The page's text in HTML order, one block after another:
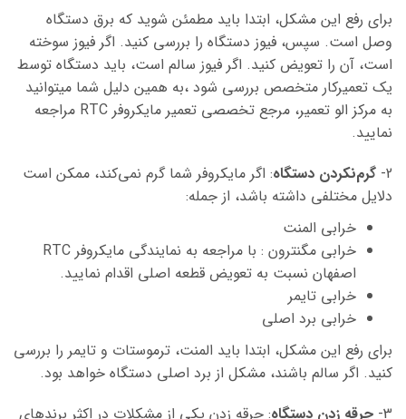
برای رفع این مشکل، ابتدا باید مطمئن شوید که برق دستگاه
وصل است. سپس، فیوز دستگاه را بررسی کنید. اگر فیوز سوخته
است، آن را تعویض کنید. اگر فیوز سالم است، باید دستگاه توسط
یک تعمیرکار متخصص بررسی شود ،به همین دلیل شما میتوانید
به مرکز الو تعمیر، مرجع تخصصی تعمیر مایکروفر RTC مراجعه
نمایید.
2- گرم‌نکردن دستگاه: اگر مایکروفر شما گرم نمی‌کند، ممکن است
دلایل مختلفی داشته باشد، از جمله:
خرابی المنت
خرابی مگنترون : با مراجعه به نمایندگی مایکروفر RTC
اصفهان نسبت به تعویض قطعه اصلی اقدام نمایید.
خرابی تایمر
خرابی برد اصلی
برای رفع این مشکل، ابتدا باید المنت، ترموستات و تایمر را بررسی
کنید. اگر سالم باشند، مشکل از برد اصلی دستگاه خواهد بود.
3- جرقه زدن دستگاه: جرقه زدن یکی از مشکلات در اکثر برندهای